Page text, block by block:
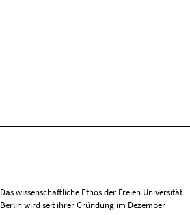
Das wissenschaftliche Ethos der Freien Universität
Berlin wird seit ihrer Gründung im Dezember